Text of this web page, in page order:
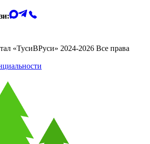
«ТусиВРуси» 2024-2026 Все права